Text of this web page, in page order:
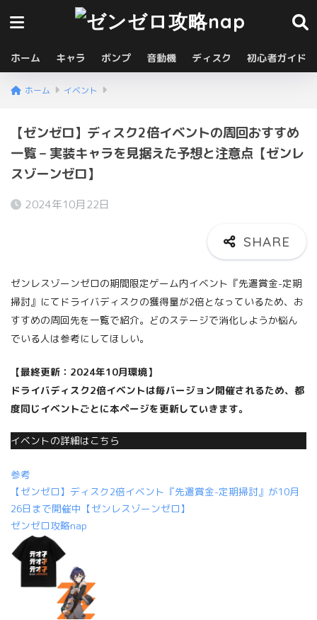
ホーム キャラ ボンプ 音動機 ディスク 初心者ガイド
ホーム イベント
【ゼンゼロ】ディスク2倍イベントの周回おすすめ
一覧 – 実装キャラを見据えた予想と注意点【ゼンレ
スゾーンゼロ】
2024年10月22日
ゼンレスゾーンゼロの期間限定ゲーム内イベント『先遣賞金-定期
掃討』にてドライバディスクの獲得量が2倍となっているため、お
すすめの周回先を一覧で紹介。どのステージで消化しようか悩ん
でいる人は参考にしてほしい。
【最終更新：2024年10月環境】
ドライバディスク2倍イベントは毎バージョン開催されるため、 都
度同じイベントごとに本ページを更新していきます。
イベントの詳細はこちら
参考
【ゼンゼロ】ディスク2倍イベント『先遣賞金-定期掃討』が10月
26日まで開催中【ゼンレスゾーンゼロ】
ゼンゼロ攻略nap